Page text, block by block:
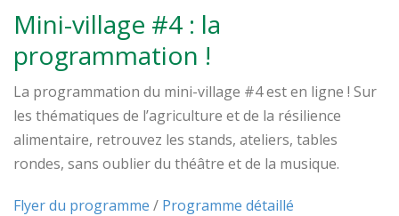
Mini-village #4 : la
programmation !
La programmation du mini-village #4 est en ligne ! Sur
les thématiques de l’agriculture et de la résilience
alimentaire, retrouvez les stands, ateliers, tables
rondes, sans oublier du théâtre et de la musique.
Flyer du programme / Programme détaillé